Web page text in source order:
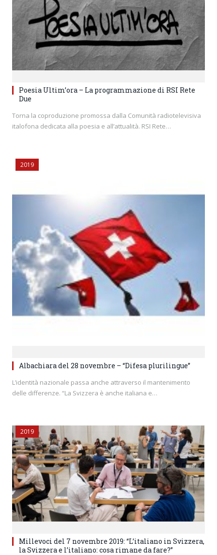
Poesia Ultim’ora – La programmazione di RSI Rete
Due
Torna la coproduzione promossa dalla Comunità radiotelevisiva
italofona dedicata alla poesia e all’attualità. RSI Rete…
2019
Albachiara del 28 novembre – “Difesa plurilingue”
L’identità nazionale passa anche attraverso il mantenimento
delle differenze. “La Svizzera è anche italiana e…
2019
Millevoci del 7 novembre 2019: “L’italiano in Svizzera,
la Svizzera e l’italiano: cosa rimane da fare?”